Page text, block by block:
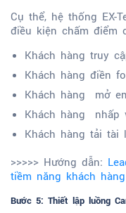
Cụ thể, hệ thống EX-
điều kiện chấm điểm
Khách hàng truy
Khách hàng điền
Khách hàng mở
Khách hàng nhấp
Khách hàng tải tài
>>>>> Hướng dẫn:
tiềm năng khách
Bước 5: Thiết lập luồng